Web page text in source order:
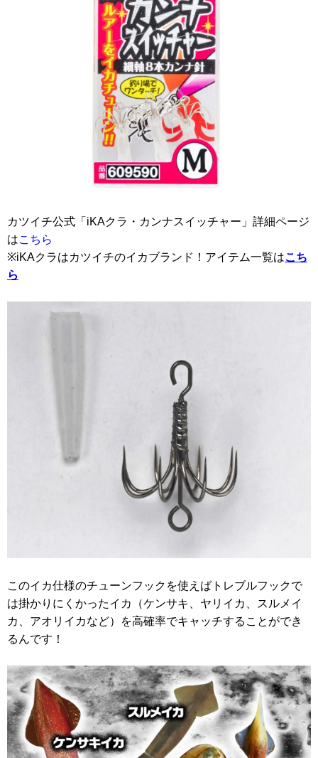
カツイチ公式「iKAクラ・カンナスイッチャー」詳細ページ
はこちら
※iKAクラはカツイチのイカブランド！アイテム一覧はこち
ら
このイカ仕様のチューンフックを使えばトレブルフックで
は掛かりにくかったイカ（ケンサキ、ヤリイカ、スルメイ
カ、アオリイカなど）を高確率でキャッチすることができ
るんです！